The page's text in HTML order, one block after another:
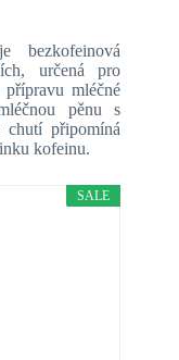
bezkofeinová
určená pro
mléčné
pěnu s
chutí připomíná
kofeinu.
SALE